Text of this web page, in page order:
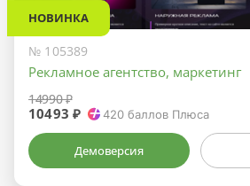
НОВИНКА
№ 105389
Рекламное агентство, маркетинг
14990 ₽
10493 ₽ 420 баллов Плюса
Демоверсия